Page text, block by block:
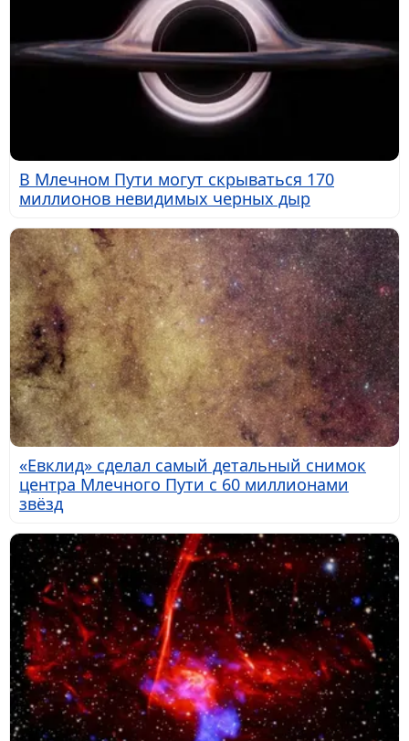
В Млечном Пути могут скрываться 170
миллионов невидимых черных дыр
«Евклид» сделал самый детальный снимок
центра Млечного Пути с 60 миллионами
звёзд